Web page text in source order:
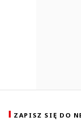
ZAPISZ SIĘ DO